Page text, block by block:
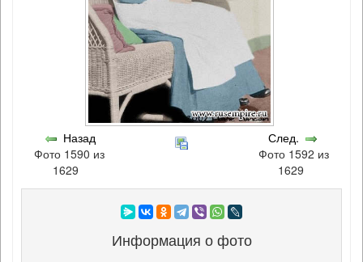
Назад
Фото 1590 из
1629
След.
Фото 1592 из
1629
Информация о фото